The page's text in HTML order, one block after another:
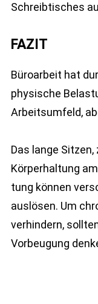
Schreibtisches
FAZIT
Büroarbeit hat
physische
Arbeitsumfeld,
Das lange
Körperhaltung
tung können
auslösen. Um
verhindern,
Vorbeugung